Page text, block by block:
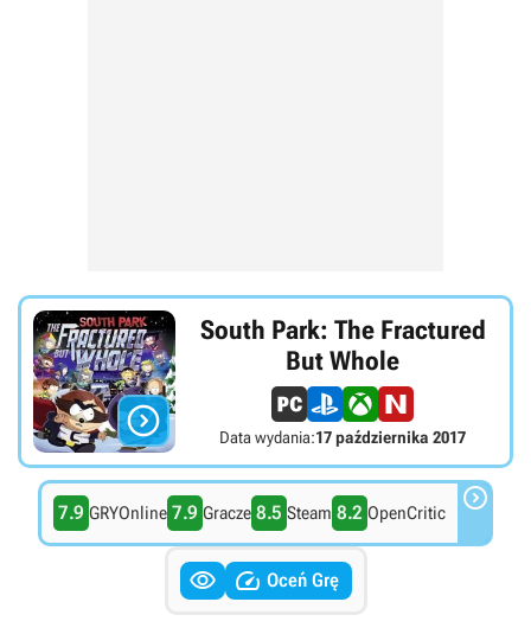

South Park: The Fractured
But Whole
Data wydania:17 października 2017
7.9 GRYOnline 7.9 Gracze 8.5 Steam 8.2 OpenCritic 
  Oceń Grę